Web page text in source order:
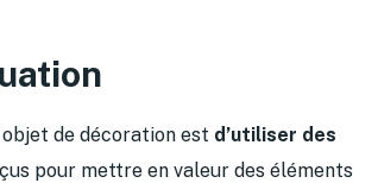
de décoration est d’utiliser des
pour mettre en valeur des éléments